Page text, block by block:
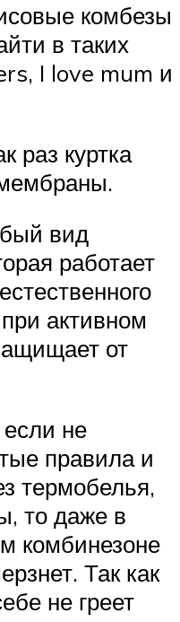
комбезы
в таких
I love mum и
раз куртка
вид
работает
активном
от
не
правила и
термобелья,
то даже в
комбинезоне
Так как
не греет